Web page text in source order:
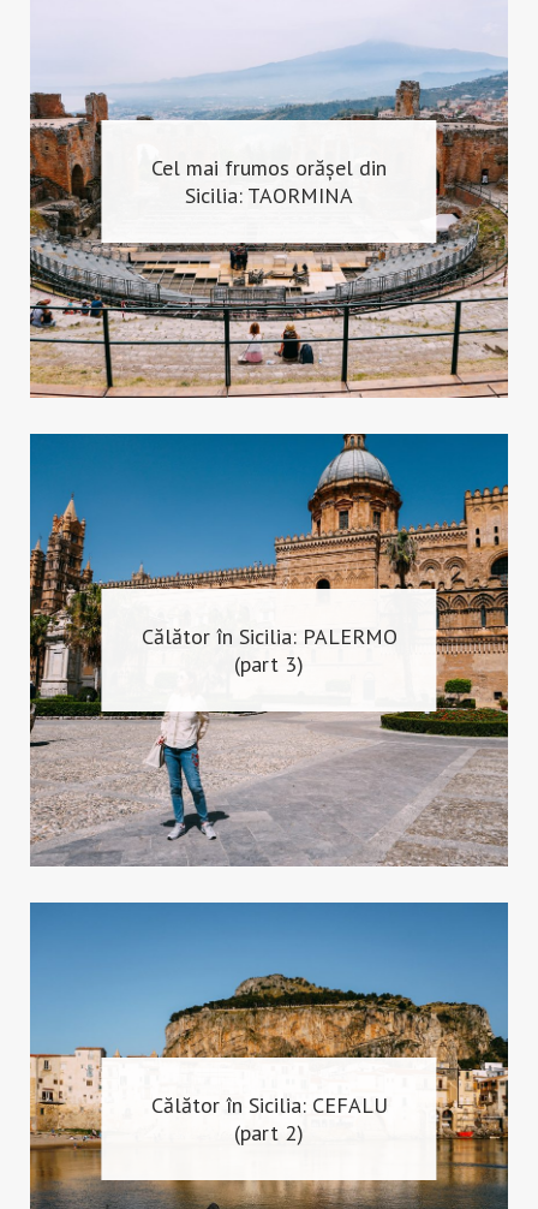
Cel mai frumos orășel din
Sicilia: TAORMINA
Călător în Sicilia: PALERMO
(part 3)
Călător în Sicilia: CEFALU
(part 2)